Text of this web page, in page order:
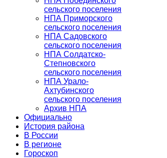
сельского поселения
НПА Приморского
сельского поселения
НПА Садовского
сельского поселения
НПА Солдатско-
Степновского
сельского поселения
НПА Урало-
Ахтубинского
сельского поселения
Архив НПА
Официально
История района
В России
В регионе
Гороскоп